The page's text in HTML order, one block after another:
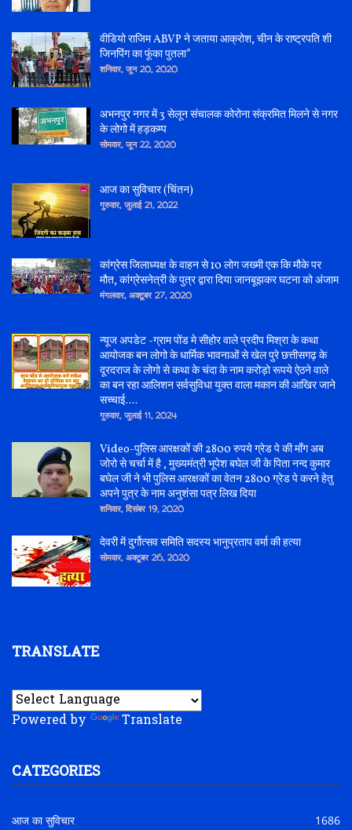
वीडियो राजिम ABVP ने जताया आक्रोश, चीन के राष्ट्रपति शी
जिनपिंग का फूंका पुतला*
शनिवार, जून 20, 2020
अभनपुर नगर में 3 सेलून संचालक कोरोना संक्रमित मिलने से नगर
के लोगो में हड़कम्प
सोमवार, जून 22, 2020
आज का सुविचार (चिंतन)
गुरुवार, जुलाई 21, 2022
कांग्रेस जिलाध्यक्ष के वाहन से 10 लोग जख्मी एक कि मौके पर
मौत, कांग्रेसनेत्री के पुत्र द्वारा दिया जानबूझकर घटना को अंजाम
मंगलवार, अक्टूबर 27, 2020
न्यूज अपडेट -ग्राम पोंड मे सीहोर वाले प्रदीप मिश्रा के कथा
आयोजक बन लोगो के धार्मिक भावनाओं से खेल पुरे छत्तीसगढ़ के
दूरदराज के लोगो से कथा के चंदा के नाम करोड़ो रूपये ऐठने वाले
का बन रहा आलिशन सर्वसुविधा युक्त वाला मकान की आखिर जाने
सच्चाई....
गुरुवार, जुलाई 11, 2024
Video-पुलिस आरक्षकों की 2800 रुपये ग्रेड पे की माँग अब
जोरो से चर्चा में है , मुख्यमंत्री भूपेश बघेल जी के पिता नन्द कुमार
बघेल जी ने भी पुलिस आरक्षकों का वेतन 2800 ग्रेड पे करने हेतु
अपने पुत्र के नाम अनुशंसा पत्र लिख दिया
शनिवार, दिसंबर 19, 2020
देवरी में दुर्गोत्सव समिति सदस्य भानुप्रताप वर्मा की हत्या
सोमवार, अक्टूबर 26, 2020
TRANSLATE
Powered by Translate
CATEGORIES
आज का सुविचार
1686